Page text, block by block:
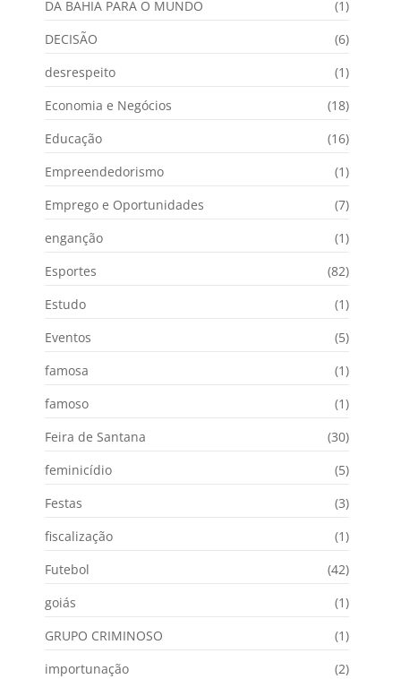
DA BAHIA PARA O MUNDO
(1)
DECISÃO
(6)
desrespeito
(1)
Economia e Negócios
(18)
Educação
(16)
Empreendedorismo
(1)
Emprego e Oportunidades
(7)
enganção
(1)
Esportes
(82)
Estudo
(1)
Eventos
(5)
famosa
(1)
famoso
(1)
Feira de Santana
(30)
feminicídio
(5)
Festas
(3)
fiscalização
(1)
Futebol
(42)
goiás
(1)
GRUPO CRIMINOSO
(1)
importunação
(2)